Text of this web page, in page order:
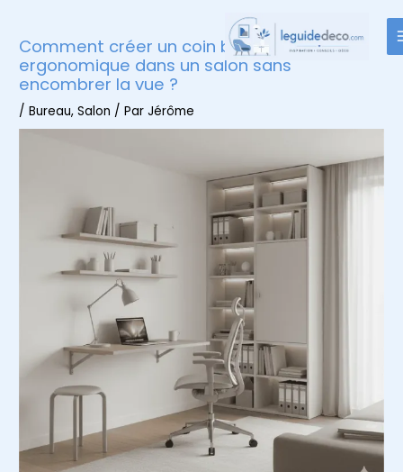
contenu
Comment créer un coin bureau
ergonomique dans un salon sans
encombrer la vue ?
/Bureau,Salon / ParJérôme